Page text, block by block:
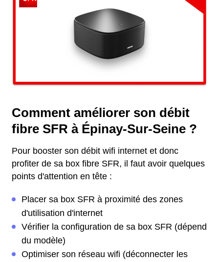
Comment améliorer son débit
fibre SFR à Épinay-Sur-Seine ?
Pour booster son débit wifi internet et donc
profiter de sa box fibre SFR, il faut avoir quelques
points d'attention en tête :
Placer sa box SFR à proximité des zones
d'utilisation d'internet
Vérifier la configuration de sa box SFR (dépend
du modèle)
Optimiser son réseau wifi (déconnecter les